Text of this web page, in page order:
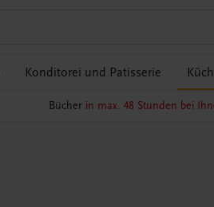
Konditorei und Patisserie
Bücher in max. 48 Stunden bei